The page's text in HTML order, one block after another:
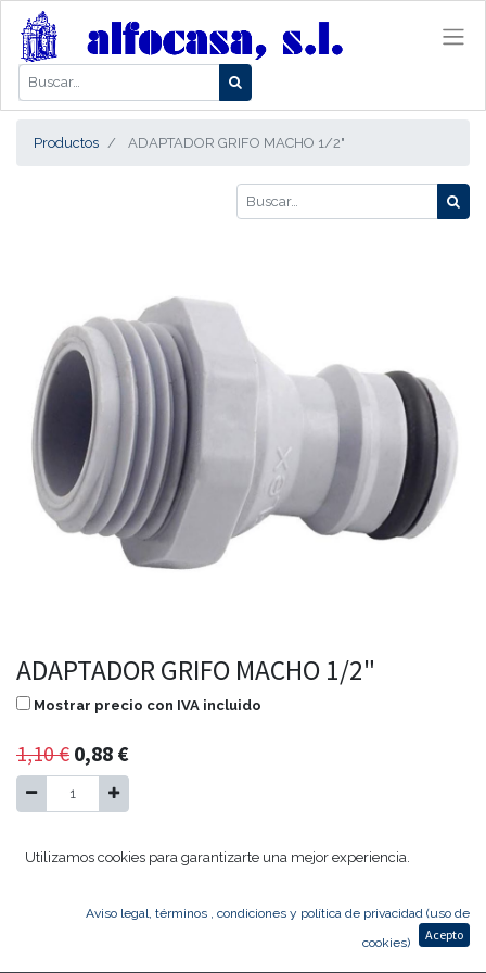
Productos ADAPTADOR GRIFO MACHO 1/2"
ADAPTADOR GRIFO MACHO 1/2"
Mostrar precio con IVA incluido
1,10€ 0,88 €
Agregar al carrito
ADAPTADOR GRIFO MACHO 1/2"
Utilizamos cookies para garantizarte una mejor experiencia.
Aviso legal, términos , condiciones y política de privacidad (uso de
cookies)
Acepto